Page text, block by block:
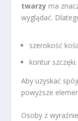
twarzy ma
wyglądać.
szerokość
kontur szczęki.
Aby uzyskać
powyższe
Osoby z